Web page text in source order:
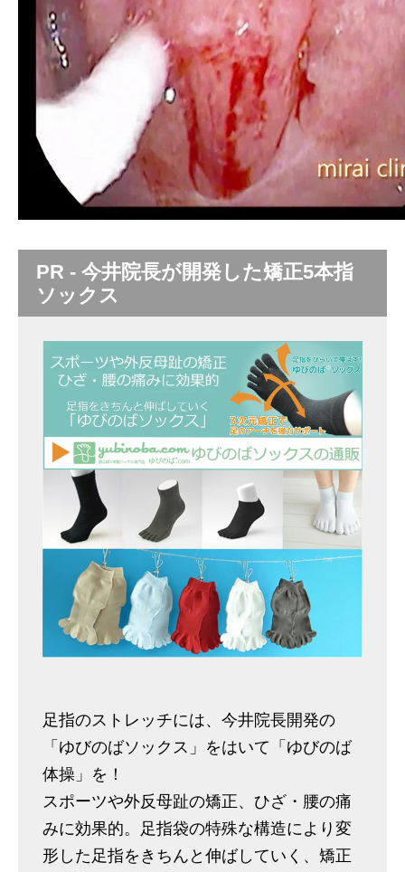
PR - 今井院長が開発した矯正5本指
ソックス
足指のストレッチには、今井院長開発の
「ゆびのばソックス」をはいて「ゆびのば
体操」を！
スポーツや外反母趾の矯正、ひざ・腰の痛
みに効果的。足指袋の特殊な構造により変
形した足指をきちんと伸ばしていく、矯正